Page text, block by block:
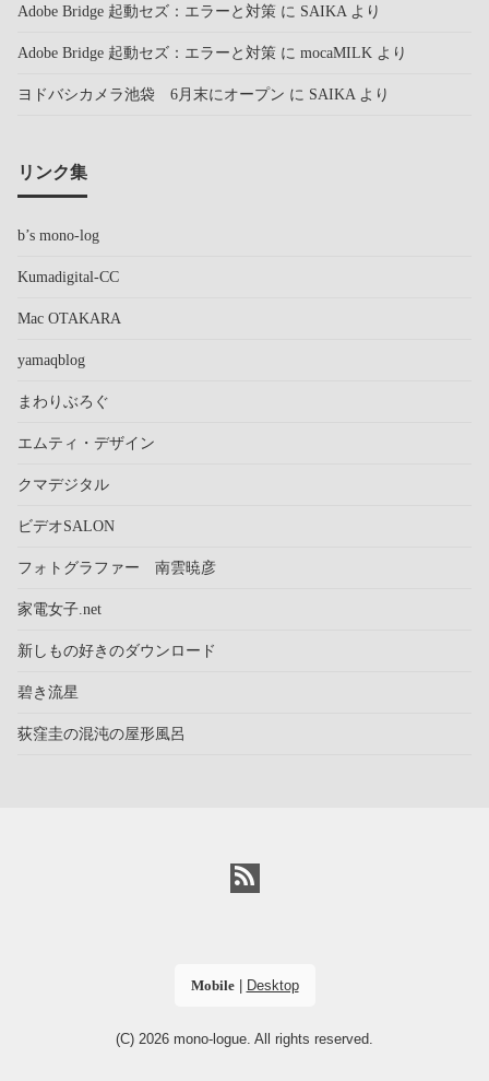
Adobe Bridge 起動セズ：エラーと対策 に SAIKA より
Adobe Bridge 起動セズ：エラーと対策 に mocaMILK より
ヨドバシカメラ池袋 6月末にオープン に SAIKA より
リンク集
b’s mono-log
Kumadigital-CC
Mac OTAKARA
yamaqblog
まわりぶろぐ
エムティ・デザイン
クマデジタル
ビデオSALON
フォトグラファー 南雲暁彦
家電女子.net
新しもの好きのダウンロード
碧き流星
荻窪圭の混沌の屋形風呂
Mobile| Desktop
(C) 2026 mono-logue . All rights reserved.